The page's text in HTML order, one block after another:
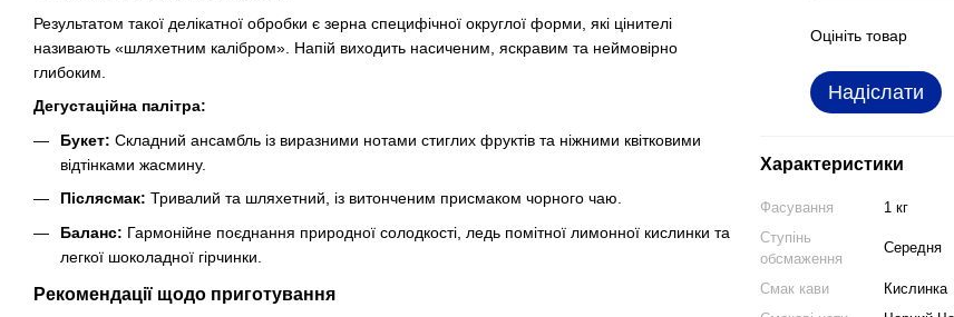
Результатом такої делікатної обробки є зерна специфічної округлої форми, які цінителі
називають «шляхетним калібром». Напій виходить насиченим, яскравим та неймовірно
глибоким.
Дегустаційна палітра:
Букет: Складний ансамбль із виразними нотами стиглих фруктів та ніжними квітковими
відтінками жасмину.
Післясмак: Тривалий та шляхетний, із витонченим присмаком чорного чаю.
Баланс: Гармонійне поєднання природної солодкості, ледь помітної лимонної кислинки та
легкої шоколадної гірчинки.
Рекомендації щодо приготування
Оцініть товар
Надіслати
Характеристики
Фасування
1 кг
Ступінь
обсмаження
Середня
Смак кави
Кислинка